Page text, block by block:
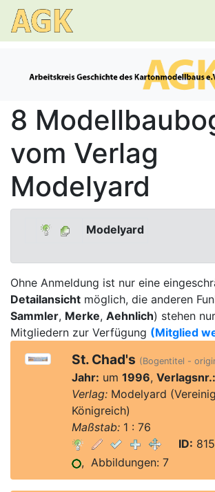
8
vom Verlag
Modelyard
Modelyard
Ohne Anmeldung ist nur eine
Detailansicht möglich, die anderen
Sammler, Merke, Aehnlich) stehen
Mitgliedern zur Verfügung (Mitglied
St. Chad's (Bogentitel -
Jahr: um 1996, Verlagsnr.:
Verlag:Modelyard
Königreich)
Maßstab:1 : 76
ID:
, Abbildungen: 7